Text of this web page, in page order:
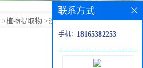
>植物提取物 >沙棘粉 沙棘多糖
联系方式
手机： 18165382253